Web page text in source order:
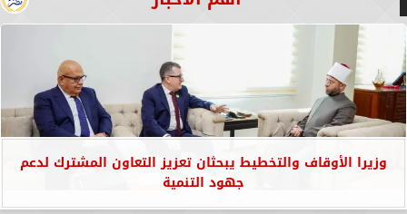
وزيرا الأوقاف والتخطيط يبحثان تعزيز التعاون المشترك لدعم
جهود التنمية